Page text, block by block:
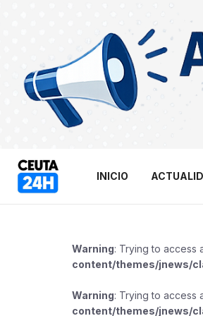
INICIO
Warning: Trying to access
content/themes/jnews/
Warning: Trying to access
content/themes/jnews/